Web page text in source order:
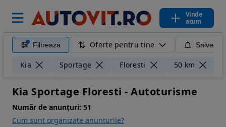
Vinde
acum
Filtreaza Oferte pentru tine
Kia Sportage Floresti 50 km
Kia Sportage Floresti - Autoturisme
Număr de anunțuri: 51
Cum sunt organizate anunturile?